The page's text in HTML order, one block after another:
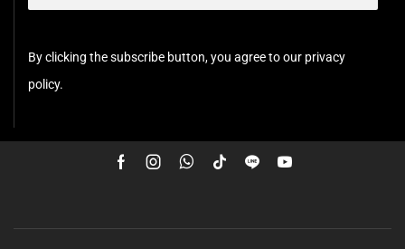
By clicking the subscribe button, you agree to our privacy
policy.